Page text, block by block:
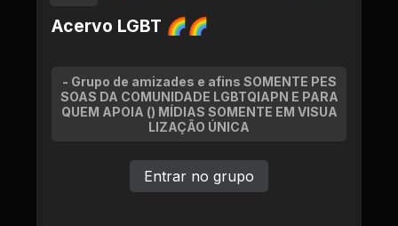
Acervo LGBT 🌈🌈
- Grupo de amizades e afins SOMENTE PES
SOAS DA COMUNIDADE LGBTQIAPN E PARA
QUEM APOIA () MÍDIAS SOMENTE EM VISUA
LIZAÇÃO ÚNICA
Entrar no grupo